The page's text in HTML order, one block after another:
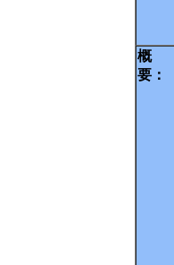
概
要：